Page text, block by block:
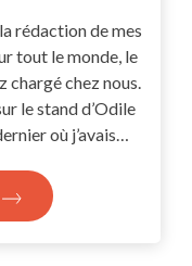
rédaction de mes
tout le monde, le
chargé chez nous.
le stand d’Odile
où j’avais…